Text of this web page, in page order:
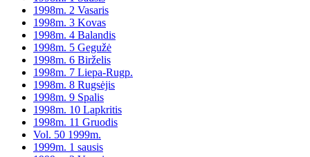
1998m. 2 Vasaris
1998m. 3 Kovas
1998m. 4 Balandis
1998m. 5 Gegužė
1998m. 6 Birželis
1998m. 7 Liepa-Rugp.
1998m. 8 Rugsėjis
1998m. 9 Spalis
1998m. 10 Lapkritis
1998m. 11 Gruodis
Vol. 50 1999m.
1999m. 1 sausis